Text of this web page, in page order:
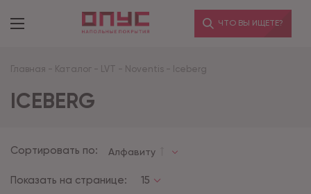
ЧТО ВЫ ИЩЕТЕ?
Главная - Каталог - LVT - Noventis - Iceberg
ICEBERG
Сортировать по: Алфавиту
Показать на странице: 15